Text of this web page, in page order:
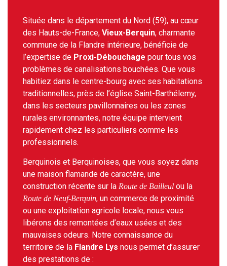
Située dans le département du Nord (59), au cœur
des Hauts-de-France, Vieux-Berquin, charmante
commune de la Flandre intérieure, bénéficie de
l’expertise de Proxi-Débouchage pour tous vos
problèmes de canalisations bouchées. Que vous
habitiez dans le centre-bourg avec ses habitations
traditionnelles, près de l’église Saint-Barthélemy,
dans les secteurs pavillonnaires ou les zones
rurales environnantes, notre équipe intervient
rapidement chez les particuliers comme les
professionnels.
Berquinois et Berquinoises, que vous soyez dans
une maison flamande de caractère, une
construction récente sur la Route de Bailleul ou la
Route de Neuf-Berquin, un commerce de proximité
ou une exploitation agricole locale, nous vous
libérons des remontées d’eaux usées et des
mauvaises odeurs. Notre connaissance du
territoire de la Flandre Lys nous permet d’assurer
des prestations de :